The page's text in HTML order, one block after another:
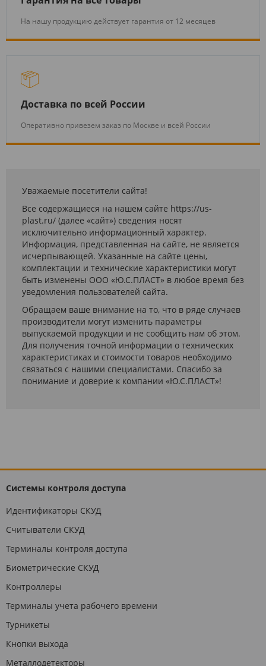
На нашу продукцию действует гарантия от 12 месяцев
Доставка по всей России
Оперативно привезем заказ по Москве и всей России
Уважаемые посетители сайта!
Все содержащиеся на нашем сайте https://us-
plast.ru/ (далее «сайт») сведения носят
исключительно информационный характер.
Информация, представленная на сайте, не является
исчерпывающей. Указанные на сайте цены,
комплектации и технические характеристики могут
быть изменены ООО «Ю.С.ПЛАСТ» в любое время без
уведомления пользователей сайта.
Обращаем ваше внимание на то, что в ряде случаев
производители могут изменить параметры
выпускаемой продукции и не сообщить нам об этом.
Для получения точной информации о технических
характеристиках и стоимости товаров необходимо
связаться с нашими специалистами. Спасибо за
понимание и доверие к компании «Ю.С.ПЛАСТ»!
Системы контроля доступа
Идентификаторы СКУД
Считыватели СКУД
Терминалы контроля доступа
Биометрические СКУД
Контроллеры
Терминалы учета рабочего времени
Турникеты
Кнопки выхода
Металлодетекторы